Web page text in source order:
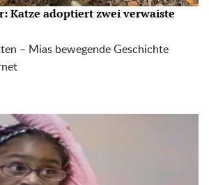
Katze adoptiert zwei verwaiste
– Mias bewegende Geschichte